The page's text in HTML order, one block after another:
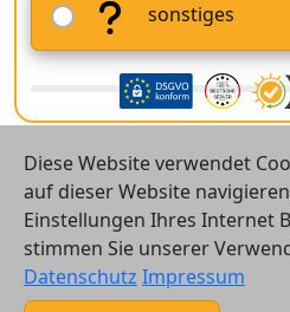
sonstiges
© 2026
Kontakt
Diese Website verwendet
auf dieser Website
Einstellungen Ihres Internet
stimmen Sie unserer
Datenschutz Impressum